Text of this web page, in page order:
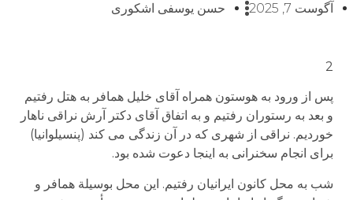
آگوست 7, 2025 حسن یوسفی اشکوری
2
پس از ورود به هوستون همراه آقای خلیل همافر به هتل رفتیم
و بعد به رستوران رفتیم و به اتفاق آقای دکتر آرش نراقی ناهار
خوردیم. نراقی از شهری که در آن زندگی می کند (پنسیلوانیا)
برای انجام سخنرانی به اینجا دعوت شده بود.
شب به محل کانون ایرانیان رفتیم. این محل بوسیلة همافر و